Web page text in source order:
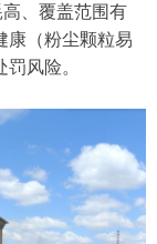
、覆盖范围有
康（粉尘颗粒易
风险。